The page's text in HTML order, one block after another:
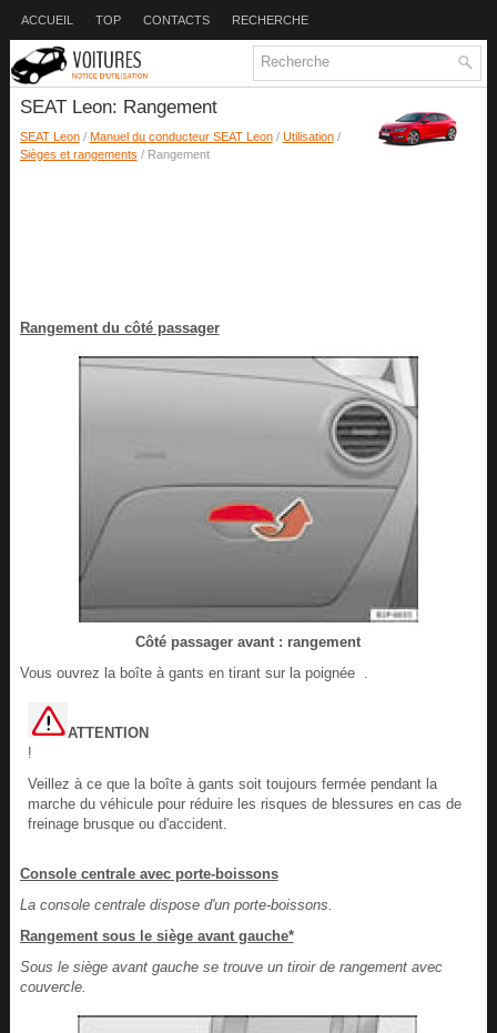
ACCUEIL TOP CONTACTS RECHERCHE
SEAT Leon: Rangement
SEAT Leon/ Manuel du conducteur SEAT Leon/ Utilisation/
Sièges et rangements / Rangement
Rangement du côté passager
Côté passager avant : rangement
Vous ouvrez la boîte à gants en tirant sur la poignée .
ATTENTION
!
Veillez à ce que la boîte à gants soit toujours fermée pendant la
marche du véhicule pour réduire les risques de blessures en cas de
freinage brusque ou d'accident.
Console centrale avec porte-boissons
La console centrale dispose d'un porte-boissons.
Rangement sous le siège avant gauche*
Sous le siège avant gauche se trouve un tiroir de rangement avec
couvercle.